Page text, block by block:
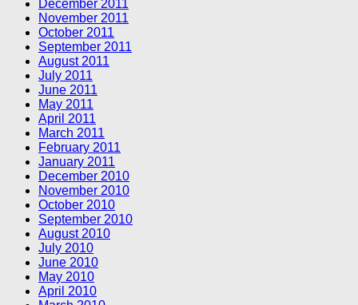
December 2011
November 2011
October 2011
September 2011
August 2011
July 2011
June 2011
May 2011
April 2011
March 2011
February 2011
January 2011
December 2010
November 2010
October 2010
September 2010
August 2010
July 2010
June 2010
May 2010
April 2010